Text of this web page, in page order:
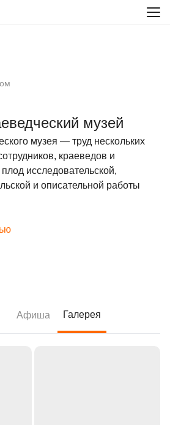
музей
музея — труд нескольких
краеведов и
исследовательской,
и описательной работы
Афиша Галерея